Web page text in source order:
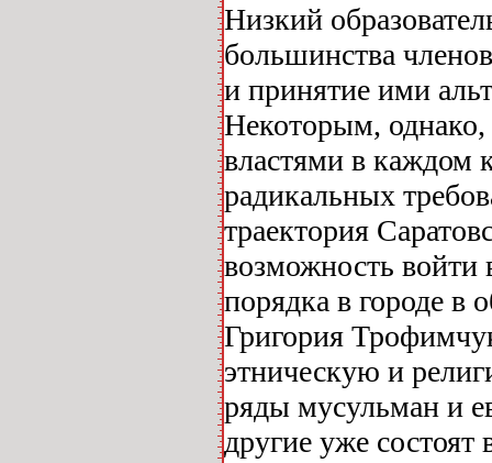
Низкий
большинства
и принятие ими
Некоторым, однако,
властями в каждом
радикальных
траектория
возможность войти
порядка в городе в
Григория
этническую и
ряды мусульман и
другие уже состоят